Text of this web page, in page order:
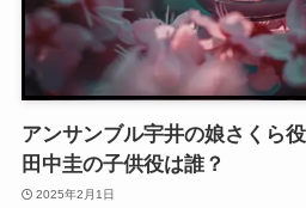
アンサンブル宇井の娘さくら
田中圭の子供役は誰？
2025年2月1日